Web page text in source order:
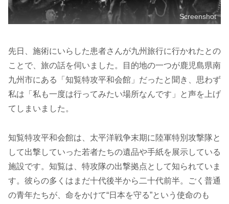
Screenshot
先日、施術にいらした患者さんが九州旅行に行かれたとの
ことで、旅の話を伺いました。目的地の一つが鹿児島県南
九州市にある「知覧特攻平和会館」だったと聞き、思わず
私は「私も一度は行ってみたい場所なんです」と声を上げ
てしまいました。
知覧特攻平和会館は、太平洋戦争末期に陸軍特別攻撃隊と
して出撃していった若者たちの遺品や手紙を展示している
施設です。知覧は、特攻隊の出撃拠点として知られていま
す。彼らの多くはまだ十代後半から二十代前半。ごく普通
の青年たちが、命をかけて“日本を守る”という使命のも